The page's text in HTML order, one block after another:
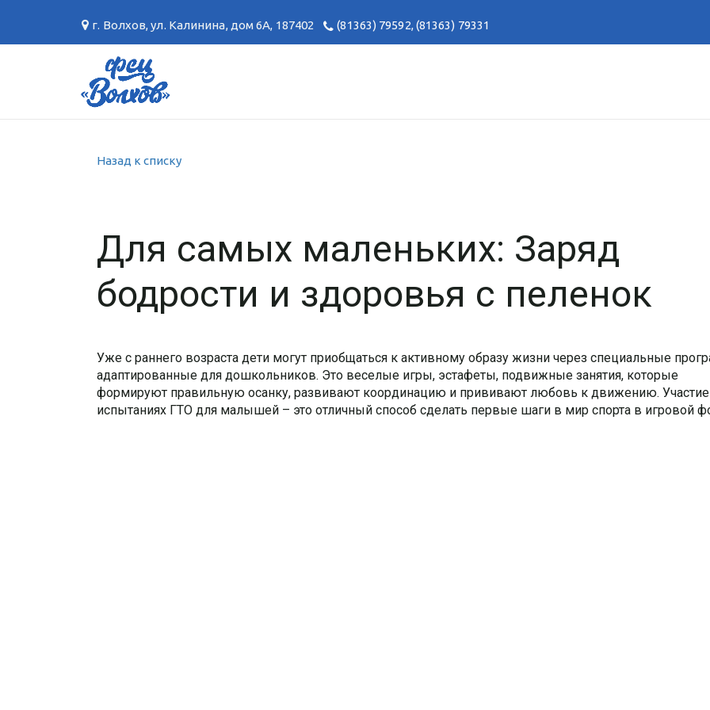
г. Волхов,ул. Калинина, дом 6А, 187402 (81363) 79592,(81363) 79331
Назад к списку
Для самых маленьких: Заряд
бодрости и здоровья с пеленок
Уже с раннего возраста дети могут приобщаться к активному образу жизни через специальные
адаптированные для дошкольников. Это веселые игры, эстафеты, подвижные занятия, которые
формируют правильную осанку, развивают координацию и прививают любовь к движению.
испытаниях ГТО для малышей – это отличный способ сделать первые шаги в мир спорта в игровой